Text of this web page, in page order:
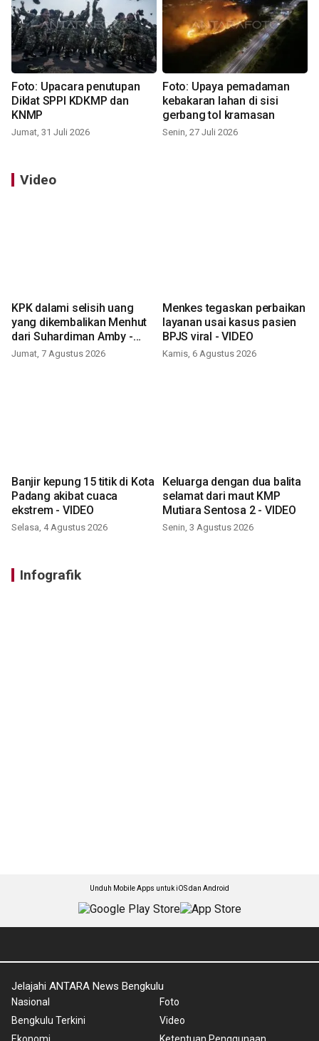
Foto: Upacara penutupan
Diklat SPPI KDKMP dan
KNMP
Jumat, 31 Juli 2026
Foto: Upaya pemadaman
kebakaran lahan di sisi
gerbang tol kramasan
Senin, 27 Juli 2026
Video
KPK dalami selisih uang
yang dikembalikan Menhut
dari Suhardiman Amby -
VIDEO
Jumat, 7 Agustus 2026
Menkes tegaskan perbaikan
layanan usai kasus pasien
BPJS viral - VIDEO
Kamis, 6 Agustus 2026
Banjir kepung 15 titik di Kota
Padang akibat cuaca
ekstrem - VIDEO
Selasa, 4 Agustus 2026
Keluarga dengan dua balita
selamat dari maut KMP
Mutiara Sentosa 2 - VIDEO
Senin, 3 Agustus 2026
Infografik
Unduh Mobile Apps untuk iOS dan Android
Jelajahi ANTARA News Bengkulu
Nasional
Bengkulu Terkini
Foto
Video